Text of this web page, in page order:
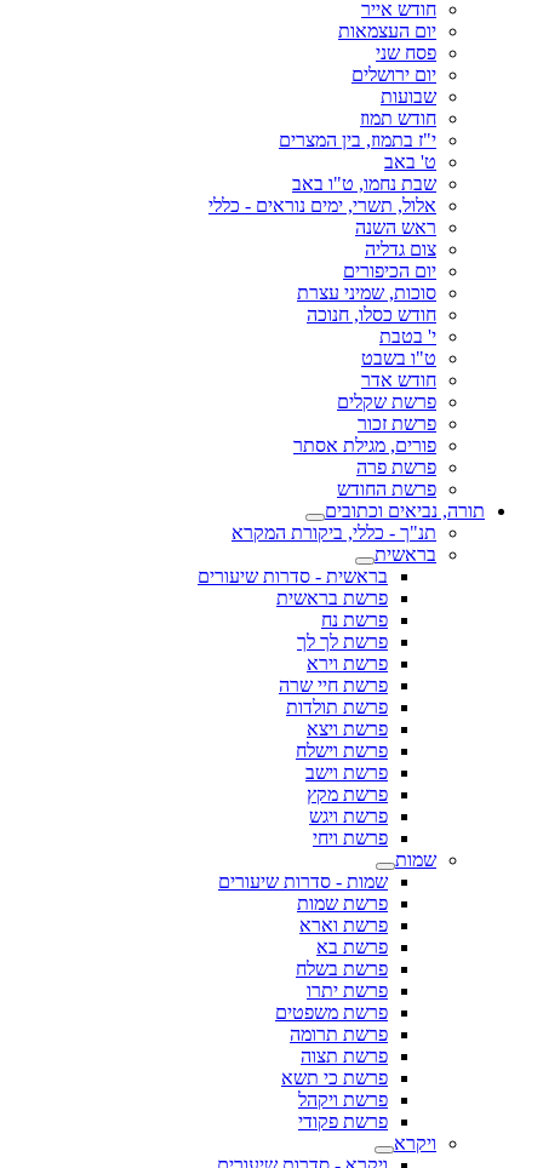
חודש אייר
יום העצמאות
פסח שני
יום ירושלים
שבועות
חודש תמוז
י"ז בתמוז, בין המצרים
ט' באב
שבת נחמו, ט"ו באב
אלול, תשרי, ימים נוראים - כללי
ראש השנה
צום גדליה
יום הכיפורים
סוכות, שמיני עצרת
חודש כסלו, חנוכה
י' בטבת
ט"ו בשבט
חודש אדר
פרשת שקלים
פרשת זכור
פורים, מגילת אסתר
פרשת פרה
פרשת החודש
תורה, נביאים וכתובים
תנ"ך - כללי, ביקורת המקרא
בראשית
בראשית - סדרות שיעורים
פרשת בראשית
פרשת נח
פרשת לך לך
פרשת וירא
פרשת חיי שרה
פרשת תולדות
פרשת ויצא
פרשת וישלח
פרשת וישב
פרשת מקץ
פרשת ויגש
פרשת ויחי
שמות
שמות - סדרות שיעורים
פרשת שמות
פרשת וארא
פרשת בא
פרשת בשלח
פרשת יתרו
פרשת משפטים
פרשת תרומה
פרשת תצוה
פרשת כי תשא
פרשת ויקהל
פרשת פקודי
ויקרא